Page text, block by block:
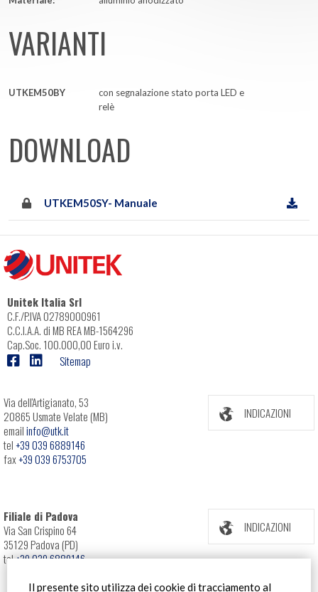
Il presente sito utilizza dei cookie di tracciamento al
VARIANTI
UTKEM50BY
con segnalazione stato porta LED e
relè
DOWNLOAD
UTKEM50SY- Manuale
Unitek Italia Srl
C.F./P.IVA 02789000961
C.C.I.A.A. di MB REA MB-1564296
Cap.Soc. 100.000,00 Euro i.v.
Sitemap
Via dell'Artigianato, 53
20865 Usmate Velate (MB)
emailinfo@utk.it
tel+39 039 6889146
fax+39 039 6753705
INDICAZIONI
Filiale di Padova
Via San Crispino 64
35129 Padova (PD)
tel+39 039 6889146
INDICAZIONI